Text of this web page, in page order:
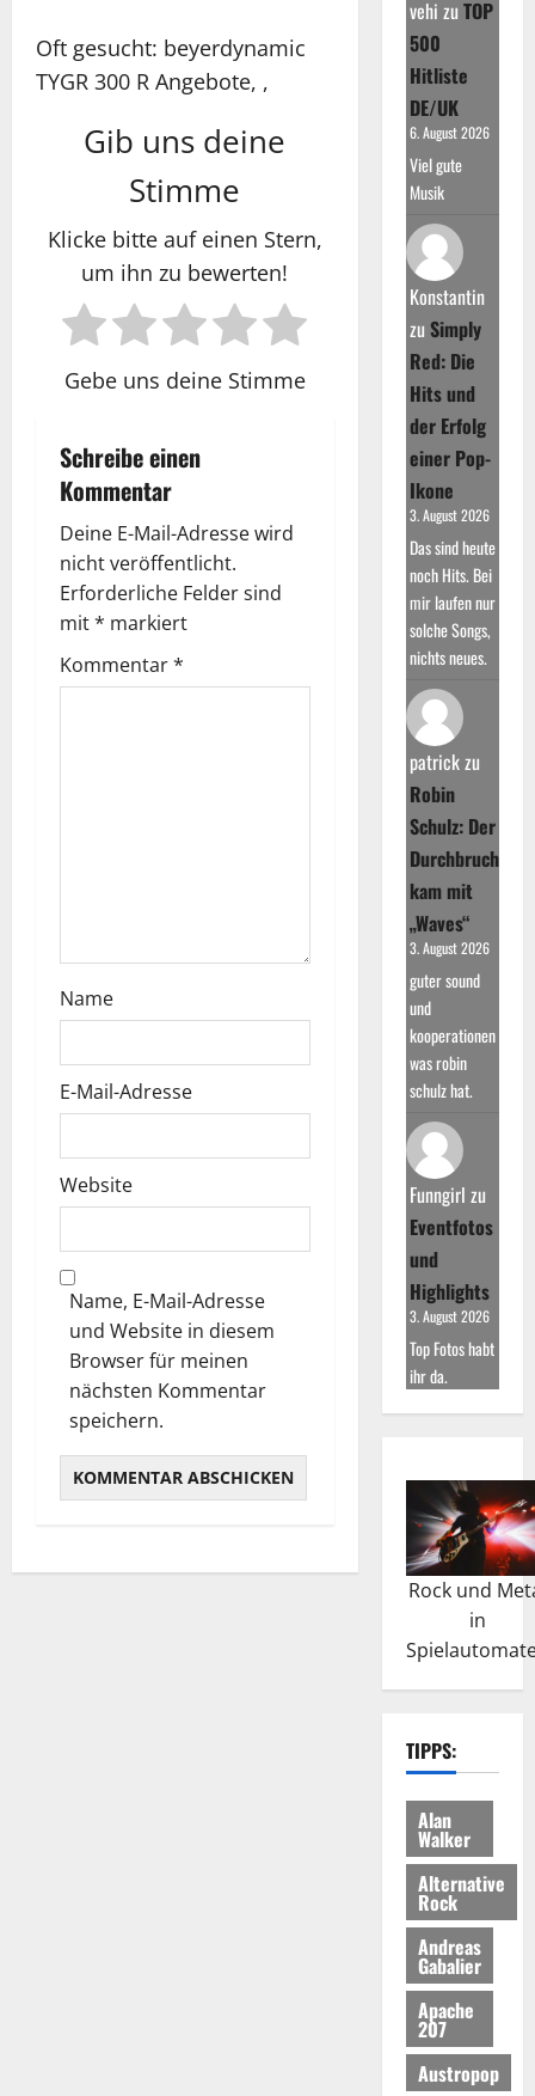
Oft gesucht: beyerdynamic
TYGR 300 R Angebote, ,
Gib uns deine
Stimme
Klicke bitte auf einen Stern,
um ihn zu bewerten!
Gebe uns deine Stimme
Schreibe einen
Kommentar
Deine E-Mail-Adresse wird
nicht veröffentlicht.
Erforderliche Felder sind
mit* markiert
Kommentar*
Name
E-Mail-Adresse
Website
Name, E-Mail-Adresse
und Website in diesem
Browser für meinen
nächsten Kommentar
speichern.
vehi zu TOP
500
Hitliste
DE/UK
6. August 2026
Viel gute
Musik
Konstantin
zu Simply
Red: Die
Hits und
der Erfolg
einer Pop-
Ikone
3. August 2026
Das sind heute
noch Hits. Bei
mir laufen nur
solche Songs,
nichts neues.
patrickzu
Robin
Schulz: Der
Durchbruch
kam mit
„Waves“
3. August 2026
guter sound
und
kooperationen
was robin
schulz hat.
Funngirl zu
Eventfotos
und
Highlights
3. August 2026
Top Fotos habt
ihr da.
Rock und
in
TIPPS:
Alan
Walker
Alternative
Rock
Andreas
Gabalier
Apache
207
Austropop